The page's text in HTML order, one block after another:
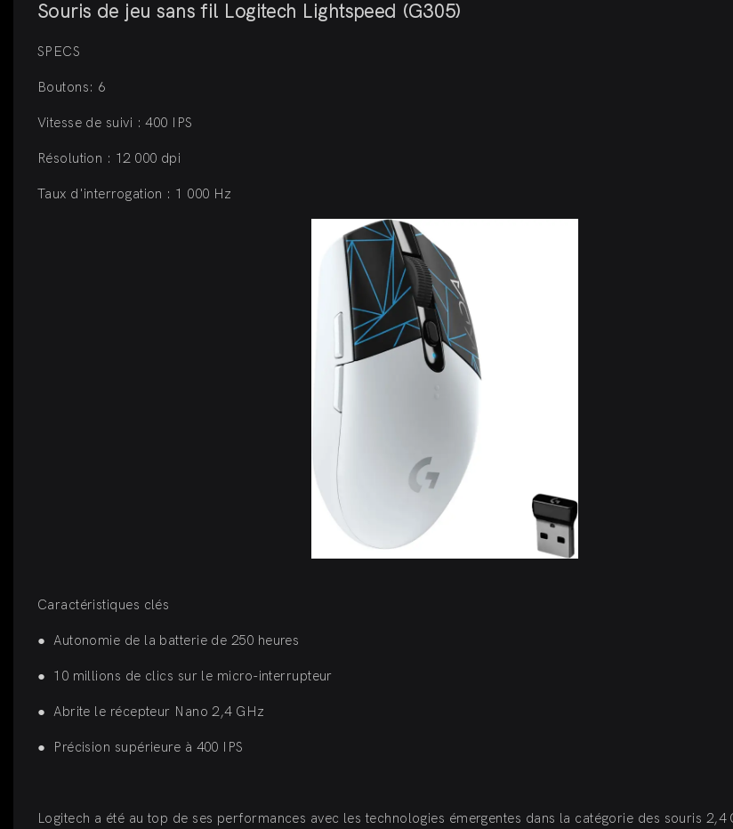
Souris de jeu sans fil Logitech Lightspeed (G305)
SPECS
Boutons: 6
Vitesse de suivi : 400 IPS
Résolution : 12 000 dpi
Taux d'interrogation : 1 000 Hz
Caractéristiques clés
● Autonomie de la batterie de 250 heures
● 10 millions de clics sur le micro-interrupteur
● Abrite le récepteur Nano 2,4 GHz
● Précision supérieure à 400 IPS
Logitech a été au top de ses performances avec les technologies émergentes dans la catégorie des souris 2,4